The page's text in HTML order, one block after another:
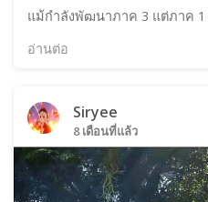
แม้กำลังพัฒนาภาค 3 แต่ภาค 1
อ่านต่อ
Siryee
8 เดือนที่แล้ว